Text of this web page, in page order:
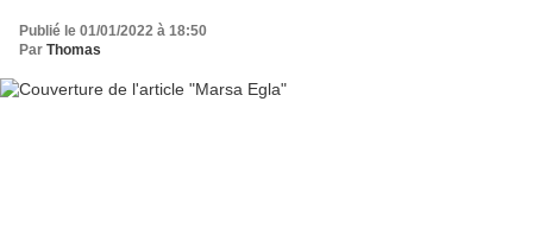
Publié le 01/01/2022 à 18:50
Par Thomas